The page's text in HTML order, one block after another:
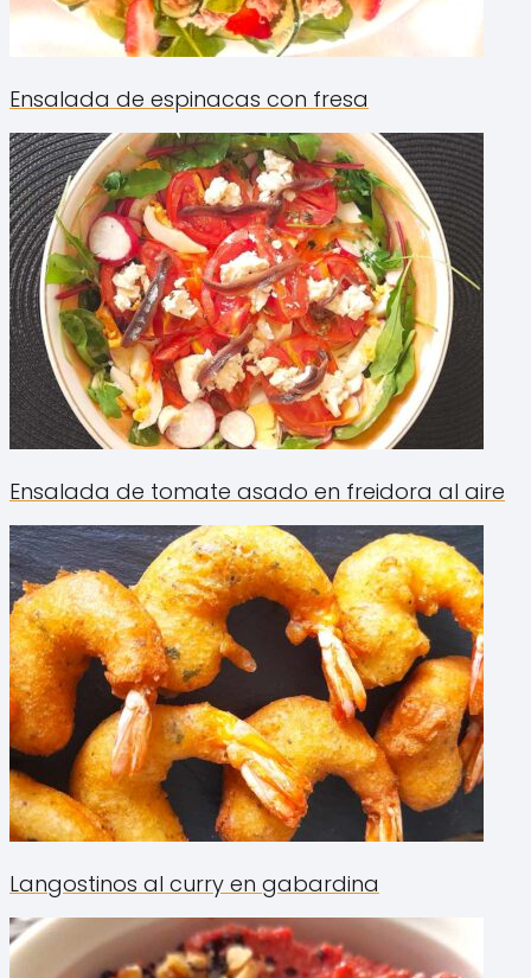
Ensalada de espinacas con fresa
Ensalada de tomate asado en freidora al aire
Langostinos al curry en gabardina